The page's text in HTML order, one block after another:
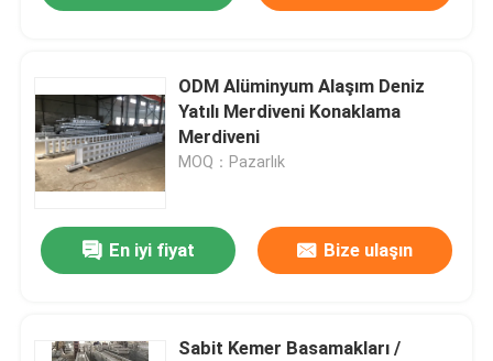
ODM Alüminyum Alaşım Deniz
Yatılı Merdiveni Konaklama
Merdiveni
MOQ：Pazarlık
En iyi fiyat Bize ulaşın
Sabit Kemer Basamakları /